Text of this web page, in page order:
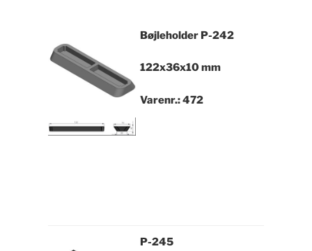
BøjleholderP-242
122x36x10 mm
Varenr.: 472
P-245